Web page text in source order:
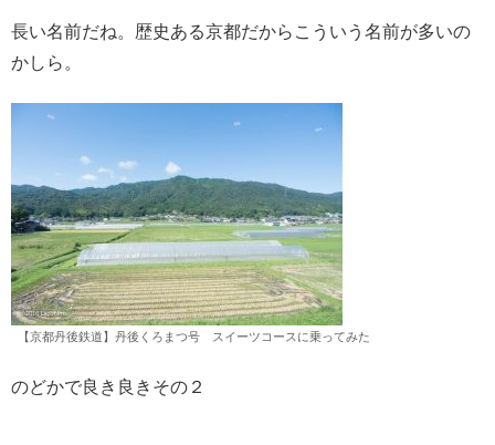
長い名前だね。歴史ある京都だからこういう名前が多いの
かしら。
【京都丹後鉄道】丹後くろまつ号 スイーツコースに乗ってみた
のどかで良き良きその２